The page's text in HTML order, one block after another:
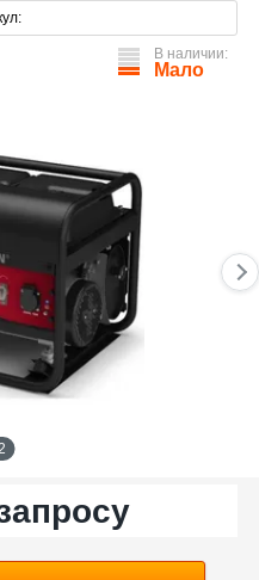
В наличии:
Мало